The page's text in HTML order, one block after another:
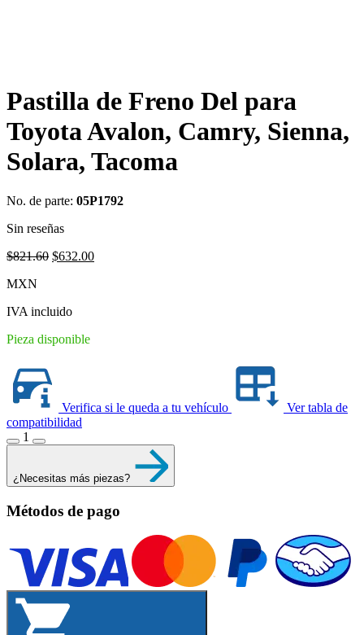
Pastilla de Freno Del para
Toyota Avalon, Camry, Sienna,
Solara, Tacoma
No. de parte: 05P1792
Sin reseñas
$821.60 Original
$632.00Current
MXN
IVA incluido
Pieza disponible
Verifica si le queda a tu vehículo
Ver tabla de
compatibilidad
1
¿Necesitas más piezas?
Métodos de pago